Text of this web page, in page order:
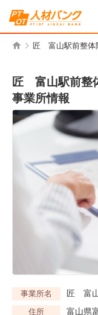
匠 富山駅前整体
匠 富山駅前整
事業所情報
事業所名 匠 富
住所 富山県